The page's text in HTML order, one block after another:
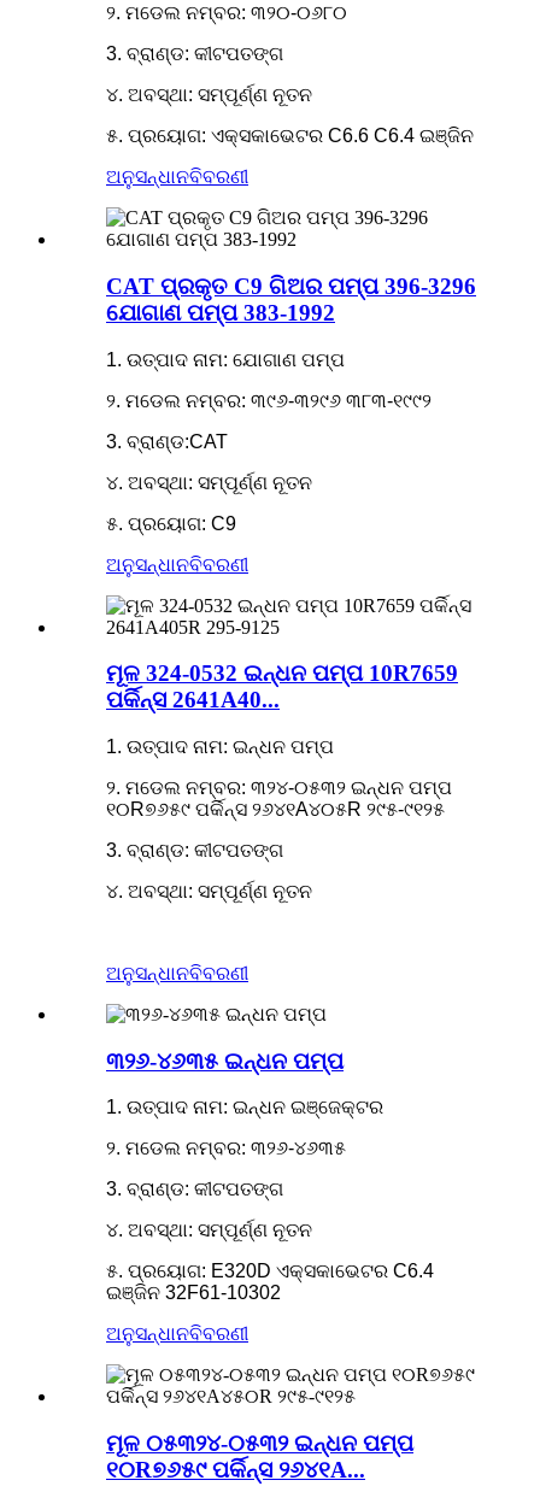
୨. ମଡେଲ ନମ୍ବର: ୩୨୦-୦୬୮୦
3. ବ୍ରାଣ୍ଡ: କୀଟପତଙ୍ଗ
୪. ଅବସ୍ଥା: ସମ୍ପୂର୍ଣ୍ଣ ନୂତନ
୫. ପ୍ରୟୋଗ: ଏକ୍ସକାଭେଟର C6.6 C6.4 ଇଞ୍ଜିନ
ଅନୁସନ୍ଧାନବିବରଣୀ
CAT ପ୍ରକୃତ C9 ଗିଅର ପମ୍ପ 396-3296
ଯୋଗାଣ ପମ୍ପ 383-1992
1. ଉତ୍ପାଦ ନାମ: ଯୋଗାଣ ପମ୍ପ
୨. ମଡେଲ ନମ୍ବର: ୩୯୬-୩୨୯୬ ୩୮୩-୧୯୯୨
3. ବ୍ରାଣ୍ଡ:CAT
୪. ଅବସ୍ଥା: ସମ୍ପୂର୍ଣ୍ଣ ନୂତନ
୫. ପ୍ରୟୋଗ: C9
ଅନୁସନ୍ଧାନବିବରଣୀ
ମୂଳ 324-0532 ଇନ୍ଧନ ପମ୍ପ 10R7659
ପର୍କିନ୍ସ 2641A40...
1. ଉତ୍ପାଦ ନାମ: ଇନ୍ଧନ ପମ୍ପ
୨. ମଡେଲ ନମ୍ବର: ୩୨୪-୦୫୩୨ ଇନ୍ଧନ ପମ୍ପ
୧୦R୭୬୫୯ ପର୍କିନ୍ସ ୨୬୪୧A୪୦୫R ୨୯୫-୯୧୨୫
3. ବ୍ରାଣ୍ଡ: କୀଟପତଙ୍ଗ
୪. ଅବସ୍ଥା: ସମ୍ପୂର୍ଣ୍ଣ ନୂତନ
ଅନୁସନ୍ଧାନବିବରଣୀ
୩୨୬-୪୬୩୫ ଇନ୍ଧନ ପମ୍ପ
1. ଉତ୍ପାଦ ନାମ: ଇନ୍ଧନ ଇଞ୍ଜେକ୍ଟର
୨. ମଡେଲ ନମ୍ବର: ୩୨୬-୪୬୩୫
3. ବ୍ରାଣ୍ଡ: କୀଟପତଙ୍ଗ
୪. ଅବସ୍ଥା: ସମ୍ପୂର୍ଣ୍ଣ ନୂତନ
୫. ପ୍ରୟୋଗ: E320D ଏକ୍ସକାଭେଟର C6.4
ଇଞ୍ଜିନ 32F61-10302
ଅନୁସନ୍ଧାନବିବରଣୀ
ମୂଳ ୦୫୩୨୪-୦୫୩୨ ଇନ୍ଧନ ପମ୍ପ
୧୦R୭୬୫୯ ପର୍କିନ୍ସ ୨୬୪୧A...